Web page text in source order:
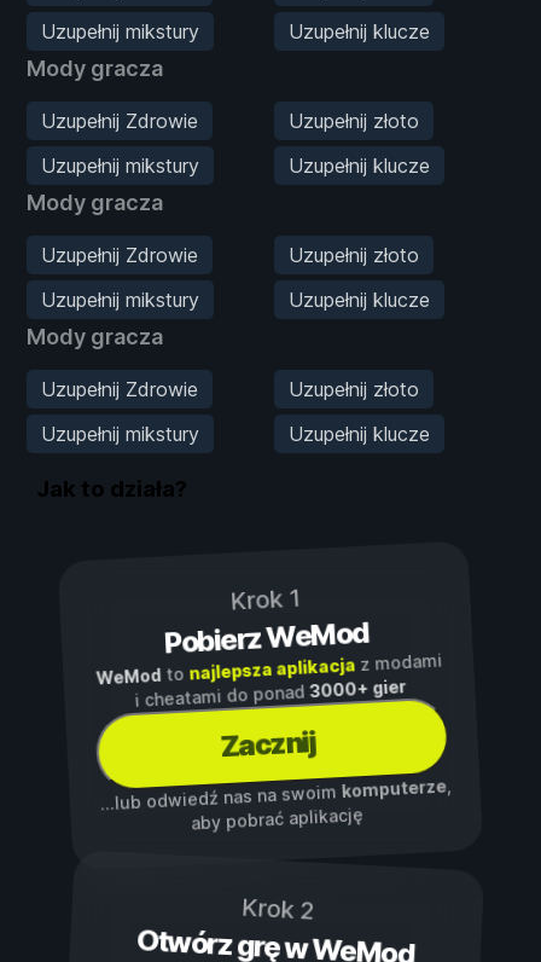
Uzupełnij mikstury
Uzupełnij klucze
Mody gracza
Uzupełnij Zdrowie
Uzupełnij złoto
Uzupełnij mikstury
Uzupełnij klucze
Mody gracza
Uzupełnij Zdrowie
Uzupełnij złoto
Uzupełnij mikstury
Uzupełnij klucze
Mody gracza
Uzupełnij Zdrowie
Uzupełnij złoto
Uzupełnij mikstury
Uzupełnij klucze
Jak to działa?
Krok 1
Pobierz WeMod
WeModto najlepsza aplikacjaz modami
i cheatami do ponad3000+ gier
Zacznij
...lub odwiedź nas na swoim komputerze,
aby pobrać aplikację
Krok 2
Otwórz grę w WeMod